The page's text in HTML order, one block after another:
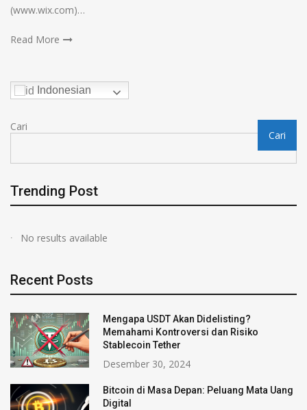
(www.wix.com)…
Read More
Indonesian
Cari
Cari
Trending Post
No results available
Recent Posts
Mengapa USDT Akan Didelisting?
Memahami Kontroversi dan Risiko
Stablecoin Tether
Desember 30, 2024
Bitcoin di Masa Depan: Peluang Mata Uang
Digital